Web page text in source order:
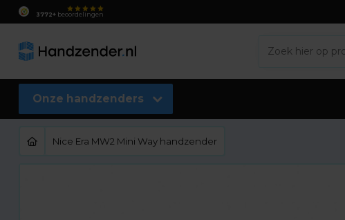
3772+ beoordelingen
Onze handzenders
Nice Era MW2 Mini Way handzender